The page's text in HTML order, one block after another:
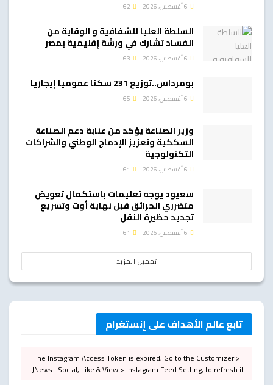
السلطة العليا للشفافية و الوقاية من
الفساد تشارك في ورشة إقليمية بمصر
بومرداس..توزيع 231 سكنا عموميا إيجاريا
وزير الصناعة يؤكد من عنابة دعم الصناعة
السككية وتعزيز الإدماج الوطني والشراكات
التكنولوجية
سعيود يوجه تعليمات باستكمال تعويض
متضرري الحرائق قبل نهاية أوت وتسريع
تجديد حظيرة النقل
تحميل المزيد
تابع عالم الأهداف على إنستغرام
The Instagram Access Token is expired, Go to the Customizer >
JNews : Social, Like & View > Instagram Feed Setting, to refresh it.